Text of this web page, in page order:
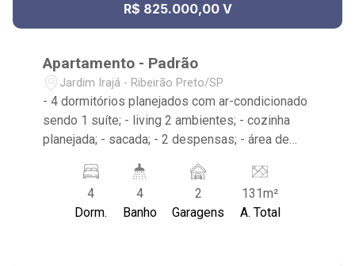
R$ 825.000,00 V
Apartamento - Padrão
Jardim Irajá - Ribeirão Preto/SP
- 4 dormitórios planejados com ar-condicionado
sendo 1 suíte; - living 2 ambientes; - cozinha
planejada; - sacada; - 2 despensas; - área de
com box e espelho; - lavabo; - próximo ao
Empório Santa Angela, Bar dos Sócios, Famosa
Pizza - condomínio com piscina, salão de
4
Dorm.
4
Banho
2
Garagens
131m²
A. Total